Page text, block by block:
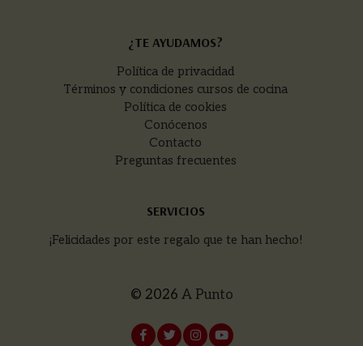
¿TE AYUDAMOS?
Política de privacidad
Términos y condiciones cursos de cocina
Política de cookies
Conócenos
Contacto
Preguntas frecuentes
SERVICIOS
¡Felicidades por este regalo que te han hecho!
© 2026 A Punto